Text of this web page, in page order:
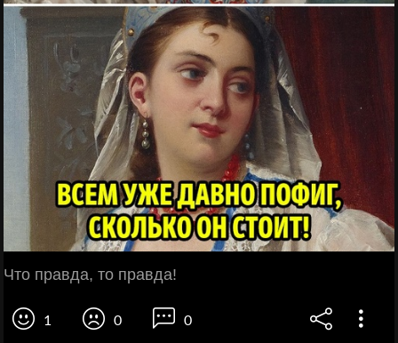
Что правда, то правда!
1 0 0